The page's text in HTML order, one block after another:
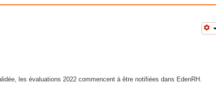
les évaluations 2022 commencent à être notifiées dans EdenRH.